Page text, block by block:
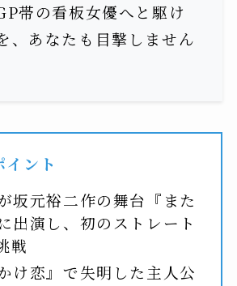
帯の看板女優へと駆け
、あなたも目撃しません
イント
坂元裕二作の舞台『また
出演し、初のストレート
戦
け恋』で失明した主人公